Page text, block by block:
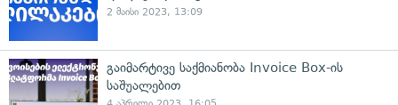
2 მაისი 2023, 13:09
გაიმარტივე საქმიანობა Invoice Box-ის
საშუალებით